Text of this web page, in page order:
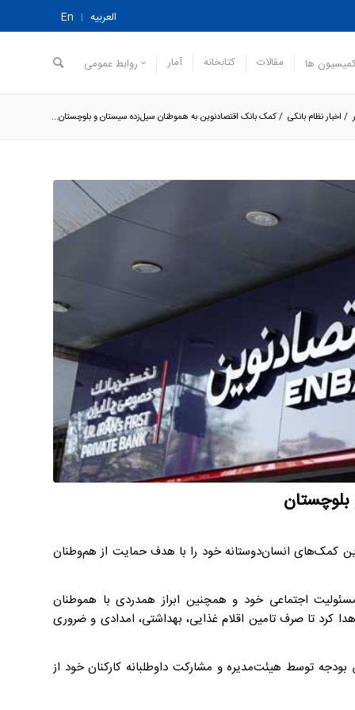
العربیه En
ها مقالات کتابخانه آمار روابط عمومی
/ اخبار نظام بانکی /کمک بانک اقتصادنوین به هموطنان سیل‌زده سیستان‌ و‌ بلوچستان...
کمک‌های انسان‌دوستانه خود را با هدف حمایت از هم‌وطنان
اجتماعی خود و همچنین ابراز همدردی با هموطنان
کرد تا صرف تامین اقلام غذایی، بهداشتی، امدادی و ضروری
توسط هیئت‌مدیره و مشارکت داوطلبانه کارکنان خود از